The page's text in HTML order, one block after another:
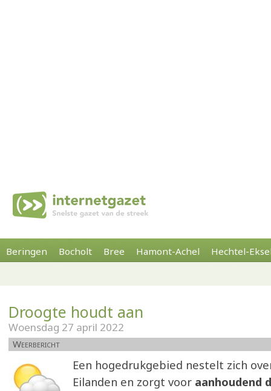
Beringen Bocholt Bree Hamont-Achel Hechtel-
Droogte houdt aan
Woensdag 27 april 2022
Weerbericht
Een hogedrukgebied nestelt zich
Eilanden en zorgt voor aanhoudend